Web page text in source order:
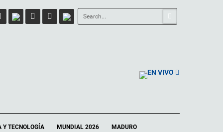
EN VIVO
Y TECNOLOGÍA MUNDIAL 2026 MADURO